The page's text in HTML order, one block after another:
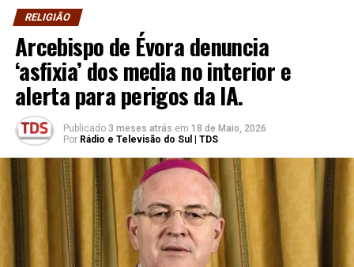
RELIGIÃO
Arcebispo de Évora denuncia
‘asfixia’ dos media no interior e
alerta para perigos da IA.
Publicado 3 meses atrás em 18 de Maio, 2026
Por Rádio e Televisão do Sul | TDS